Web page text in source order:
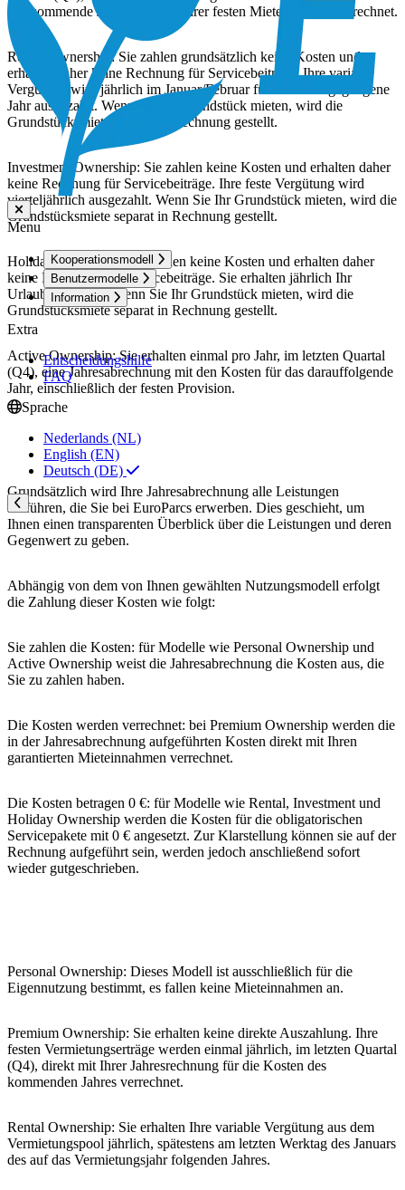
Menu
Kooperationsmodell
Benutzermodelle
Information
Extra
Entscheidungshilfe
FAQ
Sprache
Nederlands (NL)
English (EN)
Deutsch (DE)
das kommende Jahr direkt mit Ihrer festen Mieteinnahme verrechnet.
Rental Ownership: Sie zahlen grundsätzlich keine Kosten und
erhalten daher keine Rechnung für Servicebeiträge. Ihre variable
Vergütung wird jährlich im Januar/Februar für das vorangegangene
Jahr ausgezahlt. Wenn Sie Ihr Grundstück mieten, wird die
Grundstücksmiete separat in Rechnung gestellt.
Investment Ownership: Sie zahlen keine Kosten und erhalten daher
keine Rechnung für Servicebeiträge. Ihre feste Vergütung wird
vierteljährlich ausgezahlt. Wenn Sie Ihr Grundstück mieten, wird die
Grundstücksmiete separat in Rechnung gestellt.
Holiday Ownership: Sie zahlen keine Kosten und erhalten daher
keine Rechnung für Servicebeiträge. Sie erhalten jährlich Ihr
Urlaubsguthaben. Wenn Sie Ihr Grundstück mieten, wird die
Grundstücksmiete separat in Rechnung gestellt.
Active Ownership: Sie erhalten einmal pro Jahr, im letzten Quartal
(Q4), eine Jahresabrechnung mit den Kosten für das darauffolgende
Jahr, einschließlich der festen Provision.
Grundsätzlich wird Ihre Jahresabrechnung alle Leistungen
aufführen, die Sie bei EuroParcs erwerben. Dies geschieht, um
Ihnen einen transparenten Überblick über die Leistungen und deren
Gegenwert zu geben.
Abhängig von dem von Ihnen gewählten Nutzungsmodell erfolgt
die Zahlung dieser Kosten wie folgt:
Sie zahlen die Kosten: für Modelle wie Personal Ownership und
Active Ownership weist die Jahresabrechnung die Kosten aus, die
Sie zu zahlen haben.
Die Kosten werden verrechnet: bei Premium Ownership werden die
in der Jahresabrechnung aufgeführten Kosten direkt mit Ihren
garantierten Mieteinnahmen verrechnet.
Die Kosten betragen 0 €: für Modelle wie Rental, Investment und
Holiday Ownership werden die Kosten für die obligatorischen
Servicepakete mit 0 € angesetzt. Zur Klarstellung können sie auf der
Rechnung aufgeführt sein, werden jedoch anschließend sofort
wieder gutgeschrieben.
Personal Ownership: Dieses Modell ist ausschließlich für die
Eigennutzung bestimmt, es fallen keine Mieteinnahmen an.
Premium Ownership: Sie erhalten keine direkte Auszahlung. Ihre
festen Vermietungserträge werden einmal jährlich, im letzten Quartal
(Q4), direkt mit Ihrer Jahresrechnung für die Kosten des
kommenden Jahres verrechnet.
Rental Ownership: Sie erhalten Ihre variable Vergütung aus dem
Vermietungspool jährlich, spätestens am letzten Werktag des Januars
des auf das Vermietungsjahr folgenden Jahres.